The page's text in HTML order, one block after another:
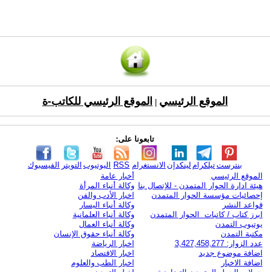
الموقع الرئيسي الموقع الرئيسي للكاتب-ة
تابعونا على:
الفيسبوك التويتر اليوتيوب RSS الانستغرام لينكدإن تيلكرامبنترست
الموقع الرئيسي
هيئة ادارة الحوار المتمدن - للإتصال بنا
إحصائيات مؤسسة الحوار المتمدن
قواعد النشر
ابرز كتاب / كاتبات الحوار المتمدن
يوتيوب التمدن
مكتبة التمدن
عدد الزوار: 3,427,458,277
اضافة موضوع جديد
اضافة الاخبار
أخبار عامة
وكالة أنباء المرأة
اخبار الأدب والفن
وكالة أنباء اليسار
وكالة أنباء العلمانية
وكالة أنباء العمال
وكالة أنباء حقوق الإنسان
اخبار الرياضة
اخبار الاقتصاد
اخبار الطب والعلوم